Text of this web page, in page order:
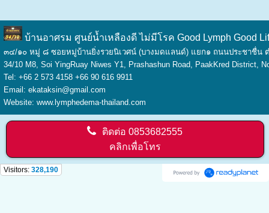
บ้านอาศรม ศูนย์น้ำเหลืองดี ไม่มีโรค Good Lymph Good
๓๔/๑๐ หมู่ ๘ ซอยหมู่บ้านยิ่งรวยนิเวศน์ (บางมดแลนด์) แยก๑ ถนนประชาชื่น
34/10 M8, Soi YingRuay Niwes Y1, Prashashun Road, PaakKred District,
Tel: +66 2 573 4158 +66 90 616 9911
Email: ekataksin@gmail.com
Website: www.lymphedema-thailand.com
ติดต่อ0853682555
คลิกเพื่อโทร
Visitors: 328,190